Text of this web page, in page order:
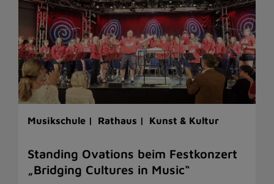
Musikschule | Rathaus | Kunst & Kultur
Standing Ovations beim Festkonzert
„Bridging Cultures in Music“